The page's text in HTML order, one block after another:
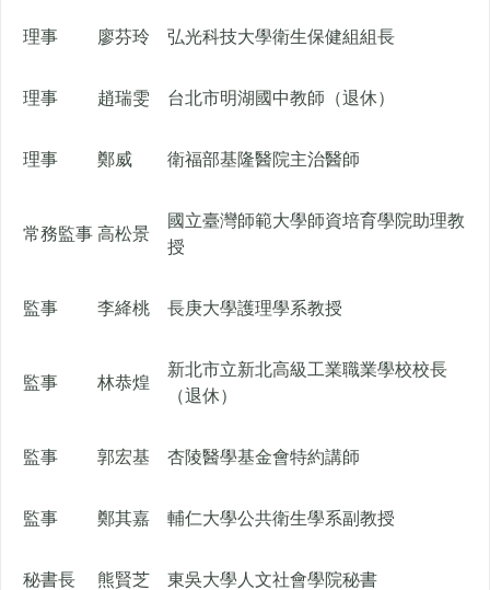
理事 廖芬玲 弘光科技大學衛生保健組組長
理事 趙瑞雯 台北市明湖國中教師（退休）
理事 鄭威 衛福部基隆醫院主治醫師
常務監事 高松景
國立臺灣師範大學師資培育學院助理教
授
監事 李絳桃 長庚大學護理學系教授
監事 林恭煌
新北市立新北高級工業職業學校校長
（退休）
監事 郭宏基 杏陵醫學基金會特約講師
監事 鄭其嘉 輔仁大學公共衛生學系副教授
秘書長 熊賢芝 東吳大學人文社會學院秘書